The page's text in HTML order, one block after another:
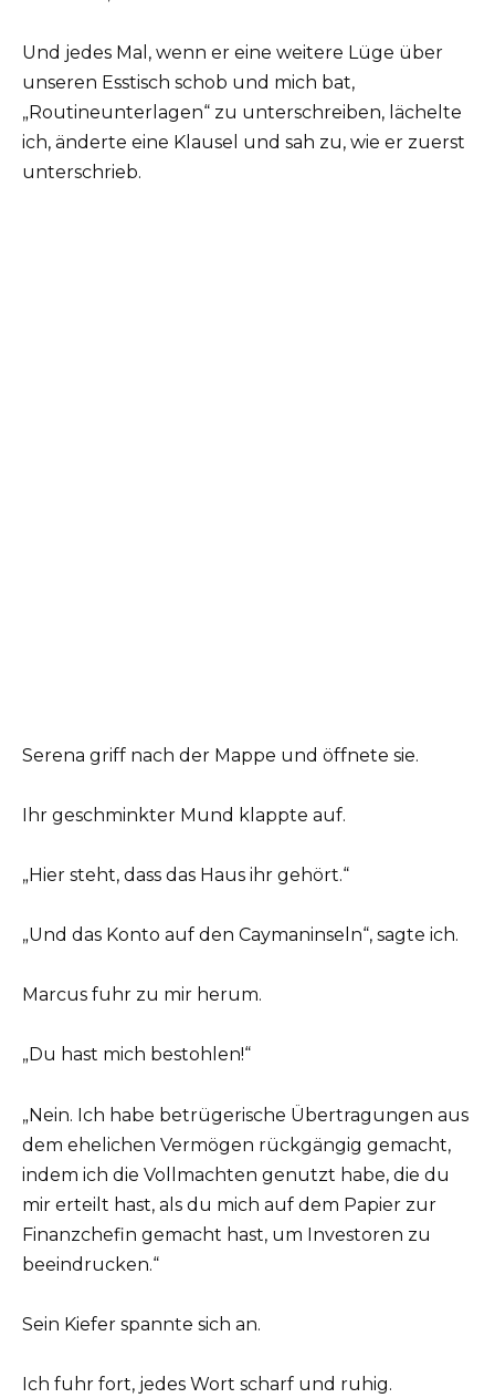
Und jedes Mal, wenn er eine weitere Lüge über
unseren Esstisch schob und mich bat,
„Routineunterlagen“ zu unterschreiben, lächelte
ich, änderte eine Klausel und sah zu, wie er zuerst
unterschrieb.
Serena griff nach der Mappe und öffnete sie.
Ihr geschminkter Mund klappte auf.
„Hier steht, dass das Haus ihr gehört.“
„Und das Konto auf den Caymaninseln“, sagte ich.
Marcus fuhr zu mir herum.
„Du hast mich bestohlen!“
„Nein. Ich habe betrügerische Übertragungen aus
dem ehelichen Vermögen rückgängig gemacht,
indem ich die Vollmachten genutzt habe, die du
mir erteilt hast, als du mich auf dem Papier zur
Finanzchefin gemacht hast, um Investoren zu
beeindrucken.“
Sein Kiefer spannte sich an.
Ich fuhr fort, jedes Wort scharf und ruhig.